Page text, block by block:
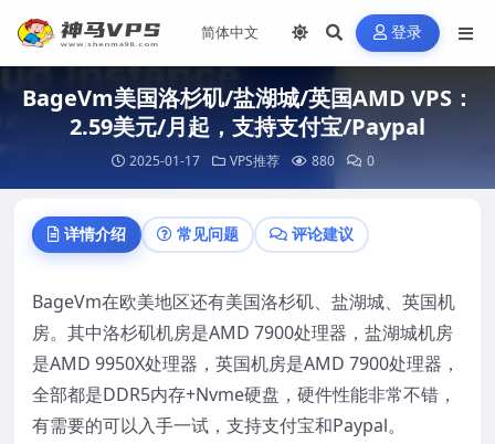
登录
BageVm美国洛杉矶/盐湖城/英国AMD VPS：
2.59美元/月起，支持支付宝/Paypal
2025-01-17 VPS推荐 880 0
详情介绍 常见问题 评论建议
BageVm在欧美地区还有美国洛杉矶、盐湖城、英国机
房。其中洛杉矶机房是AMD 7900处理器，盐湖城机房
是AMD 9950X处理器，英国机房是AMD 7900处理器，
全部都是DDR5内存+Nvme硬盘，硬件性能非常不错，
有需要的可以入手一试，支持支付宝和Paypal。